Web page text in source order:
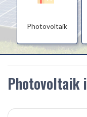
Photovoltaik
Photovoltaik